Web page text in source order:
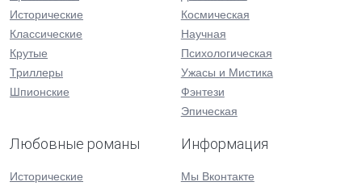
Исторические
Классические
Крутые
Триллеры
Шпионские
Космическая
Научная
Психологическая
Ужасы и Мистика
Фэнтези
Эпическая
Любовные романы
Исторические
Информация
Мы Вконтакте